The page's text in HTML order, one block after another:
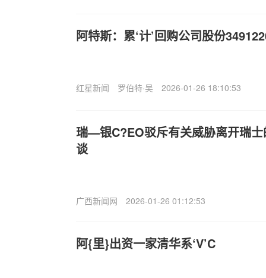
阿特斯：累‘计’回购公司股份
红星新闻 罗伯特·吴 2026-01-26 18:10:53
瑞—银C?EO驳斥有关威胁离开瑞
谈
广西新闻网 2026-01-26 01:12:53
阿{里}出资一家清华系‘V’C